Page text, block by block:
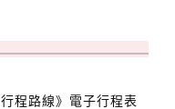
程路線》電子行程表